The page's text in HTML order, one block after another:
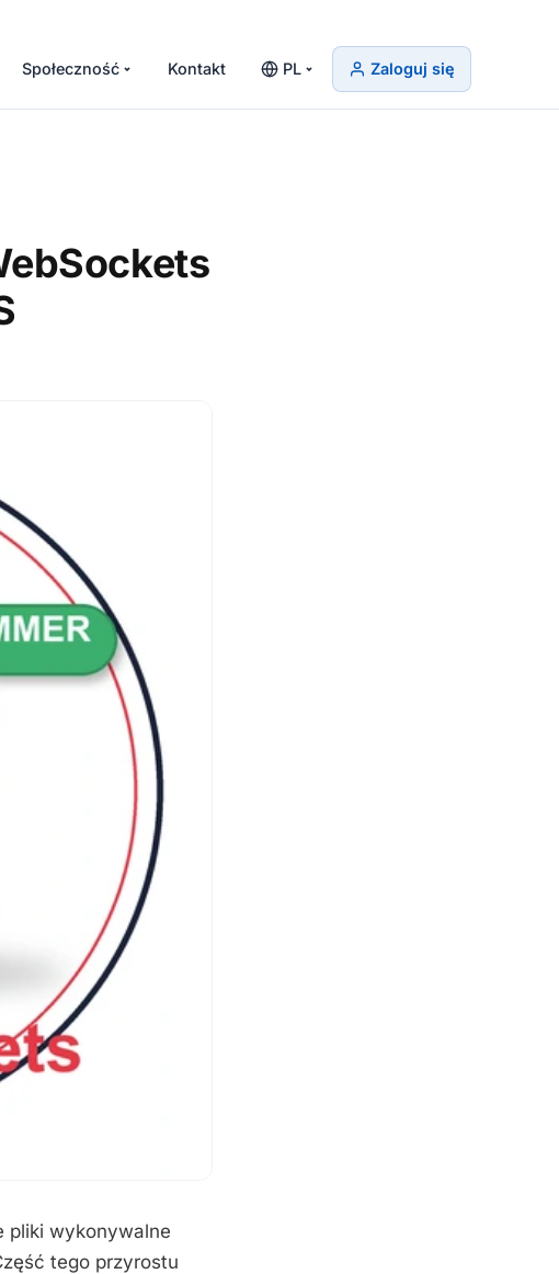
Społeczność Kontakt PL Zaloguj się
pliki wykonywalne
tego przyrostu